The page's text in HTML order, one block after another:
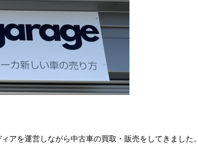
アを運営しながら中古車の買取・販売をしてきました